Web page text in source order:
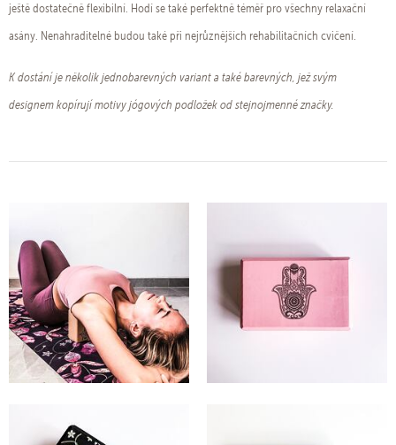
ještě dostatečně flexibilní. Hodí se také perfektně téměř pro všechny relaxační
asány. Nenahraditelné budou také při nejrůznějších rehabilitačních cvičení.
K dostání je několik jednobarevných variant a také barevných, jež svým
designem kopírují motivy jógových podložek od stejnojmenné značky.